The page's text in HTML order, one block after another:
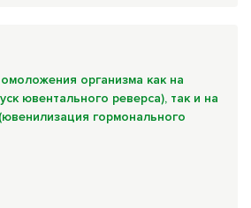
лечения
организма как на
ювентального реверса), так и на
гормонального